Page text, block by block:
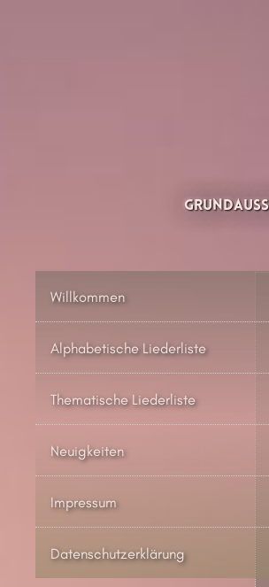
Thesilée – Filk &
Willkommen
Alphabetische Liederliste
Thematische Liederliste
Neuigkeiten
Impressum
Datenschutzerklärung